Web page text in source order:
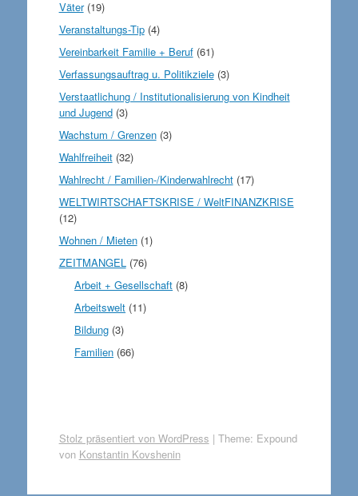
Väter(19)
Veranstaltungs-Tip(4)
Vereinbarkeit Familie + Beruf(61)
Verfassungsauftrag u. Politikziele(3)
Verstaatlichung / Institutionalisierung von Kindheit
und Jugend(3)
Wachstum / Grenzen(3)
Wahlfreiheit(32)
Wahlrecht / Familien-/Kinderwahlrecht(17)
WELTWIRTSCHAFTSKRISE / WeltFINANZKRISE
(12)
Wohnen / Mieten(1)
ZEITMANGEL (76)
Arbeit + Gesellschaft (8)
Arbeitswelt (11)
Bildung (3)
Familien (66)
Stolz präsentiert von WordPress | Theme: Expound
von Konstantin Kovshenin